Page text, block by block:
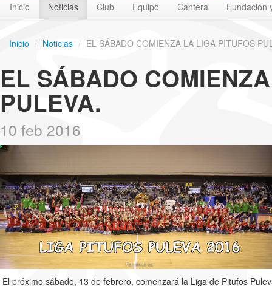
Inicio Noticias Club Equipo Cantera Fundación
Inicio / Noticias / EL SÁBADO COMIENZA LA LIGA PITUFOS
EL SÁBADO
PULEVA.
10 feb 2016
El próximo sábado, 13 de febrero, comenzará la Liga de Pitufos